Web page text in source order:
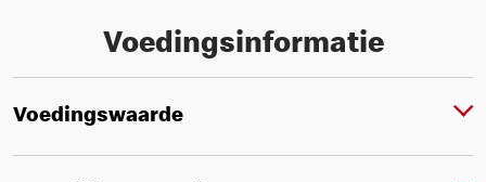
Voedingsinformatie
Voedingswaarde